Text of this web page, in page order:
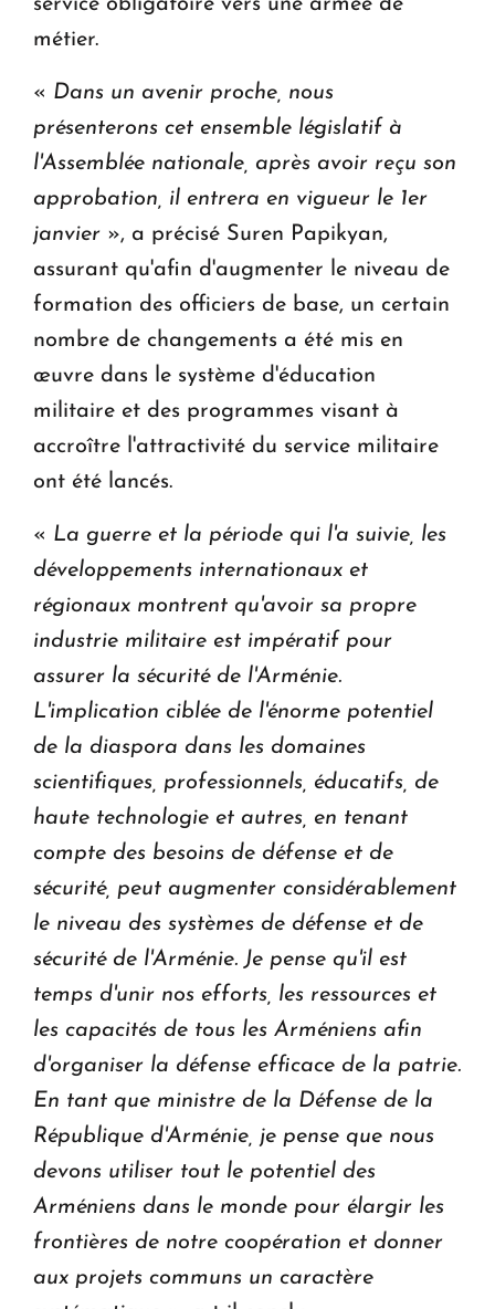
métier.
« Dans un avenir proche, nous
présenterons cet ensemble législatif à
l'Assemblée nationale, après avoir reçu son
approbation, il entrera en vigueur le 1er
janvier », a précisé Suren Papikyan,
assurant qu'afin d'augmenter le niveau de
formation des officiers de base, un certain
nombre de changements a été mis en
œuvre dans le système d'éducation
militaire et des programmes visant à
accroître l'attractivité du service militaire
ont été lancés.
« La guerre et la période qui l'a suivie, les
développements internationaux et
régionaux montrent qu'avoir sa propre
industrie militaire est impératif pour
assurer la sécurité de l'Arménie.
L'implication ciblée de l'énorme potentiel
de la diaspora dans les domaines
scientifiques, professionnels, éducatifs, de
haute technologie et autres, en tenant
compte des besoins de défense et de
sécurité, peut augmenter considérablement
le niveau des systèmes de défense et de
sécurité de l'Arménie. Je pense qu'il est
temps d'unir nos efforts, les ressources et
les capacités de tous les Arméniens afin
d'organiser la défense efficace de la patrie.
En tant que ministre de la Défense de la
République d'Arménie, je pense que nous
devons utiliser tout le potentiel des
Arméniens dans le monde pour élargir les
frontières de notre coopération et donner
aux projets communs un caractère